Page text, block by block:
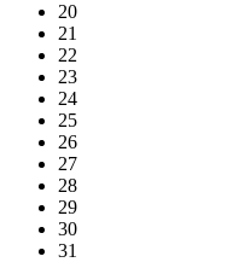
20
21
22
23
24
25
26
27
28
29
30
31